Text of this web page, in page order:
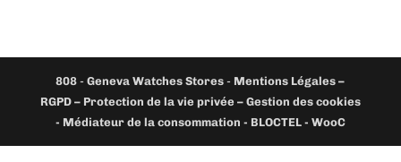
808 -Geneva Watches Stores - Mentions Légales –
RGPD – Protection de la vie privée – Gestion des cookies
- Médiateur de la consommation - BLOCTEL - WooC